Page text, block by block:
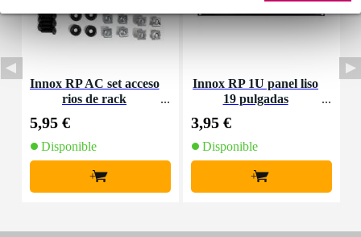
Innox RP AC set acceso
rios de rack
5,95 €
Disponible
+
Innox RP 1U panel liso
19 pulgadas
3,95 €
Disponible
+